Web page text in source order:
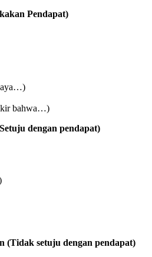
Pendapat)
bahwa…)
dengan pendapat)
(Tidak setuju dengan pendapat)